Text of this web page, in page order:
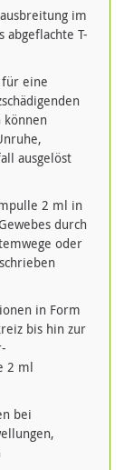
im
abgeflachte T-
für eine
können
ausgelöst
2 ml in
durch
oder
in Form
bis hin zur
2 ml
bei